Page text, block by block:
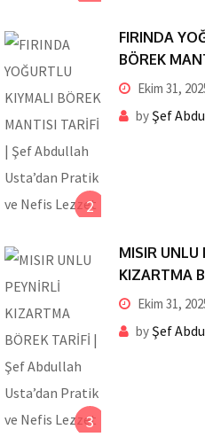
2
FIRINDA
BÖREK
Abdullah
Ekim 31,
byŞef
3
MISIR UNLU
KIZARTMA
ŞefEkim 31,
byŞef